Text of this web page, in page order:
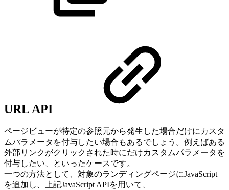
URL API
ページビューが特定の参照元から発生した場合だけにカスタ
ムパラメータを付与したい場合もあるでしょう。例えばある
外部リンクがクリックされた時にだけカスタムパラメータを
付与したい、といったケースです。
一つの方法として、対象のランディングページにJavaScript
を追加し、上記JavaScript APIを用いて、